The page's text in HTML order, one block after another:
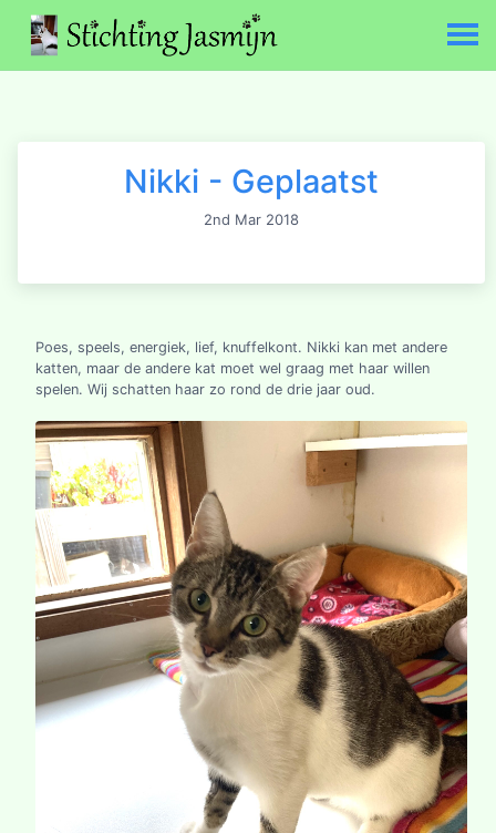
Nikki - Geplaatst
2nd Mar 2018
Poes, speels, energiek, lief, knuffelkont. Nikki kan met andere
katten, maar de andere kat moet wel graag met haar willen
spelen. Wij schatten haar zo rond de drie jaar oud.